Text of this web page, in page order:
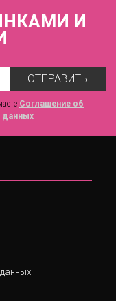
И
ОТПРАВИТЬ
Соглашение об
данных